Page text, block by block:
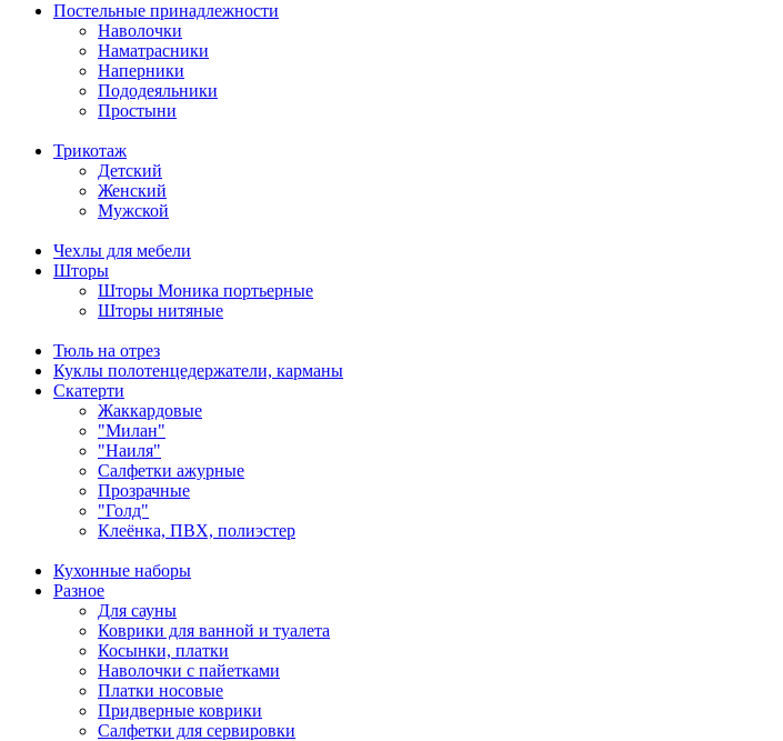
Постельные принадлежности
Наволочки
Наматрасники
Наперники
Пододеяльники
Простыни
Трикотаж
Детский
Женский
Мужской
Чехлы для мебели
Шторы
Шторы Моника портьерные
Шторы нитяные
Тюль на отрез
Куклы полотенцедержатели, карманы
Скатерти
Жаккардовые
"Милан"
"Наиля"
Салфетки ажурные
Прозрачные
"Голд"
Клеёнка, ПВХ, полиэстер
Кухонные наборы
Разное
Для сауны
Коврики для ванной и туалета
Косынки, платки
Наволочки с пайетками
Платки носовые
Придверные коврики
Салфетки для сервировки